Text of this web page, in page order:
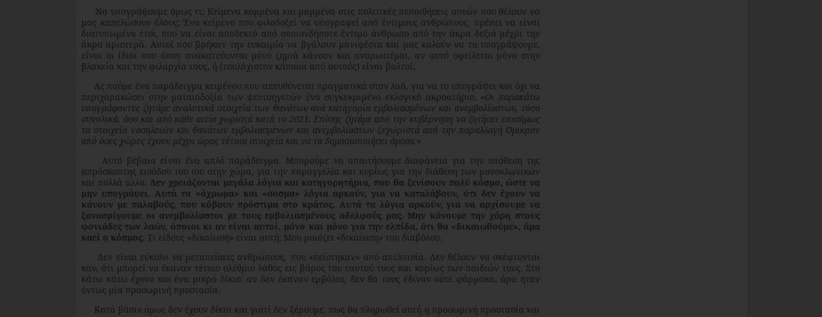
Να υπογράψουμε όμως τι; Κείμενα κομμένα και ραμμένα στις πολιτικές πεποιθήσεις αυτών που θέλουν να
μας καπελώσουν όλους; Ένα κείμενο που φιλοδοξεί να υπογραφεί από έντιμους ανθρώπους, πρέπει να είναι
διατυπωμένο έτσι, που να είναι αποδεκτό από οποιονδήποτε έντιμο άνθρωπο από την άκρα δεξιά μέχρι την
άκρα αριστερά. Αυτοί που βρήκαν την ευκαιρία να βγάλουν μανιφέστα και μας καλούν να τα υπογράψουμε,
είναι οι ίδιοι που όπου ανακατεύονται μόνο ζημιά κάνουν και αναρωτιέμαι, αν αυτό οφείλεται μόνο στην
βλακεία και την φιλαρχία τους, ή (τουλάχιστον κάποιοι από αυτούς) είναι βαλτοί;
Ας πούμε ένα παράδειγμα κειμένου που απευθύνεται πραγματικά στον λαό, για να το υπογράψει και όχι να
περιχαρακώσει στην ματαιοδοξία των ψευτοηγετών ένα συγκεκριμένο εκλογικό ακροατήριο. «Οι παρακάτω
υπογράφοντες ζητάμε αναλυτικά στοιχεία των θανάτων ανά κατηγορία εμβολιασμένων και ανεμβολίαστων, τόσο
συνολικά, όσο και από κάθε αιτία χωριστά κατά το 2021. Επίσης ζητάμε από την κυβέρνηση να ζητήσει επισήμως
τα στοιχεία νοσηλειών και θανάτων εμβολιασμένων και ανεμβολίαστων ξεχωριστά από την παραλλαγή Ομικρον
από όσες χώρες έχουν μέχρι ώρας τέτοια στοιχεία και να τα δημοσιοποιήσει άμεσα.»
Αυτό βέβαια είναι ένα απλό παράδειγμα. Μπορούμε να απαιτήσουμε διαφάνεια για την υπόθεση της
απρόσκοπτης εισόδου του ιού στην χώρα, για την παραγγελία και κυρίως για την διάθεση των μονοκλωνικών
και πολλά άλλα. Δεν χρειάζονται μεγάλα λόγια και κατηγορητήρια, που θα ξενίσουν πολύ κόσμο, ώστε να
μην υπογράψει. Αυτά τα «άχρωμα» και «άοσμα» λόγια αρκούν, για να καταλάβουν, ότι δεν έχουν να
κάνουν με παλαβούς, που κόβουν πρόστιμα στο κράτος. Αυτά τα λόγια αρκούν, για να αρχίσουμε να
ξανασμίγουμε οι ανεμβολίαστοι με τους εμβολιασμένους αδελφούς μας. Μην κάνουμε την χάρη στους
φονιάδες των λαών, όποιοι κι αν είναι αυτοί, μόνο και μόνο για την ελπίδα, ότι θα «δικαιωθούμε», άμα
καεί ο κόσμος. Τι είδους «δικαίωση» είναι αυτή; Μου μοιάζει «δικαίωση» του διαβόλου.
Δεν είναι εύκολο να μεταπείσεις ανθρώπους, που «πείστηκαν» από απελπισία. Δεν θέλουν να σκέφτονται
καν, ότι μπορεί να έκαναν τέτοιο ολέθριο λάθος εις βάρος του εαυτού τους και κυρίως των παιδιών τους. Στο
κάτω κάτω έχουν και ένα μικρό δίκιο· αν δεν έκαναν εμβόλια, δεν θα τους έδιναν ούτε φάρμακα, άρα ήταν
όντως μία προσωρινή προστασία.
Κατά βάσιν όμως δεν έχουν δίκιο και γιατί δεν ξέρουμε, πως θα πληρωθεί αυτή η προσωρινή προστασία και